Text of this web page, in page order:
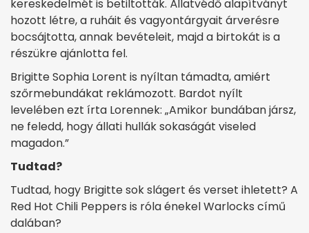
kereskedelmét is betiltották. Állatvédő alapítványt
hozott létre, a ruháit és vagyontárgyait árverésre
bocsájtotta, annak bevételeit, majd a birtokát is a
részükre ajánlotta fel.
Brigitte Sophia Lorent is nyíltan támadta, amiért
szőrmebundákat reklámozott. Bardot nyílt
levelében ezt írta Lorennek: „Amikor bundában jársz,
ne feledd, hogy állati hullák sokaságát viseled
magadon.”
Tudtad?
Tudtad, hogy Brigitte sok slágert és verset ihletett? A
Red Hot Chili Peppers is róla énekel Warlocks című
dalában?